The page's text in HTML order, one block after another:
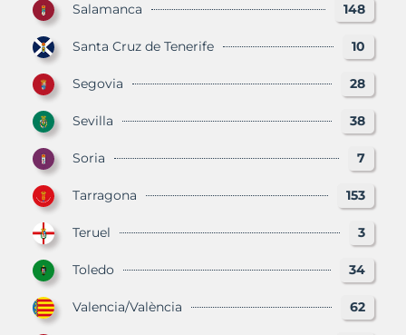
Salamanca 148
Santa Cruz de Tenerife 10
Segovia 28
Sevilla 38
Soria 7
Tarragona 153
Teruel 3
Toledo 34
Valencia/València 62